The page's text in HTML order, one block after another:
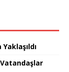
Vatandaşlar